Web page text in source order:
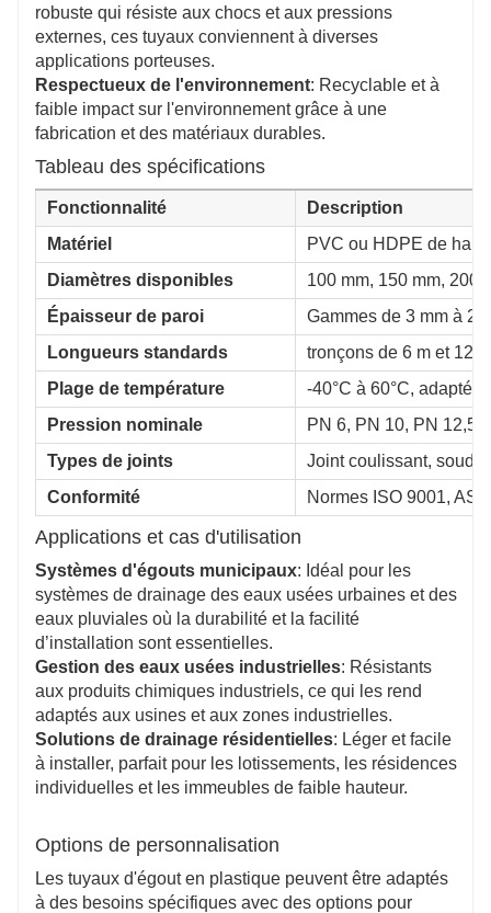
robuste qui résiste aux chocs et aux pressions
externes, ces tuyaux conviennent à diverses
applications porteuses.
Respectueux de l'environnement: Recyclable et à
faible impact sur l'environnement grâce à une
fabrication et des matériaux durables.
Tableau des spécifications
Fonctionnalité
Description
Matériel
PVC ou HDPE de
Diamètres disponibles
100 mm, 150 mm, 200
Épaisseur de paroi
Gammes de 3 mm à
Longueurs standards
tronçons de 6 m et 12
Plage de température
-40°C à 60°C, adapté
Pression nominale
PN 6, PN 10, PN 12,5
Types de joints
Joint coulissant, soudé
Conformité
Normes ISO 9001,
Applications et cas d'utilisation
Systèmes d'égouts municipaux: Idéal pour les
systèmes de drainage des eaux usées urbaines et des
eaux pluviales où la durabilité et la facilité
d’installation sont essentielles.
Gestion des eaux usées industrielles: Résistants
aux produits chimiques industriels, ce qui les rend
adaptés aux usines et aux zones industrielles.
Solutions de drainage résidentielles: Léger et facile
à installer, parfait pour les lotissements, les résidences
individuelles et les immeubles de faible hauteur.
Options de personnalisation
Les tuyaux d'égout en plastique peuvent être adaptés
à des besoins spécifiques avec des options pour